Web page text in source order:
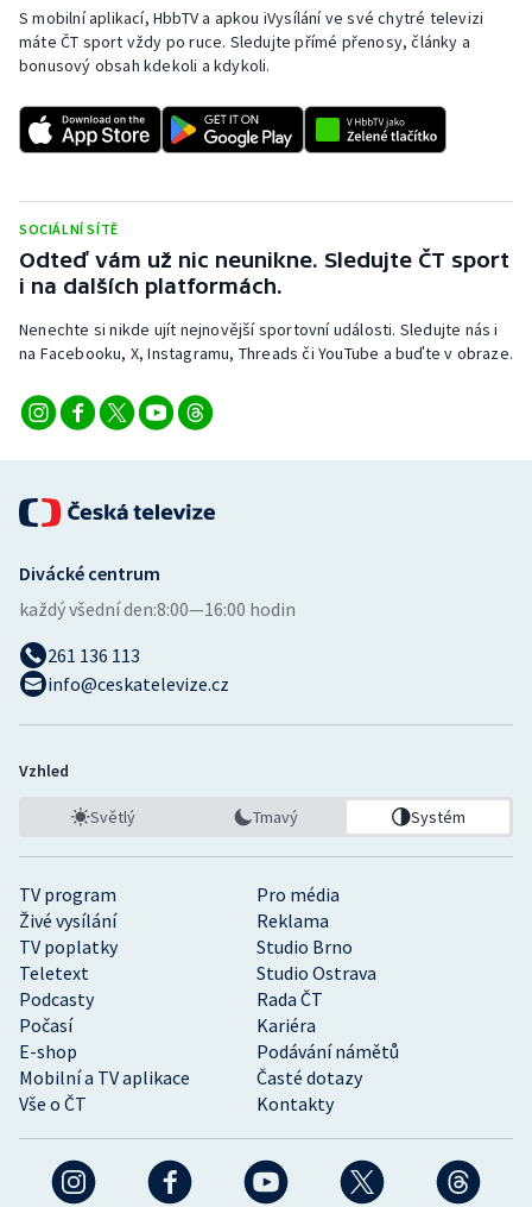
Rychlobruslení
Rychlostní kanoistika
Short track
Sportovní střelba
Stolní tenis
Triatlon
Volejbal
S mobilní aplikací, HbbTV a apkou iVysílání ve své chytré televizi
máte ČT sport vždy po ruce. Sledujte přímé přenosy, články a
bonusový obsah kdekoli a kdykoli.
SOCIÁLNÍ SÍTĚ
Odteď vám už nic neunikne. Sledujte ČT sport
i na dalších platformách.
Nenechte si nikde ujít nejnovější sportovní události. Sledujte nás i
na Facebooku, X, Instagramu, Threads či YouTube a buďte v obraze.
TV program
Pro média
Živé vysílání
Reklama
TV poplatky
Studio Brno
Teletext
Studio Ostrava
Podcasty
Rada ČT
Počasí
Kariéra
E-shop
Podávání námětů
Mobilní a TV aplikace
Časté dotazy
Vše o ČT
Kontakty
Divácké centrum
každý všední den:8:00—16:00 hodin
261 136 113
info@ceskatelevize.cz
Vzhled
Světlý Tmavý Systém